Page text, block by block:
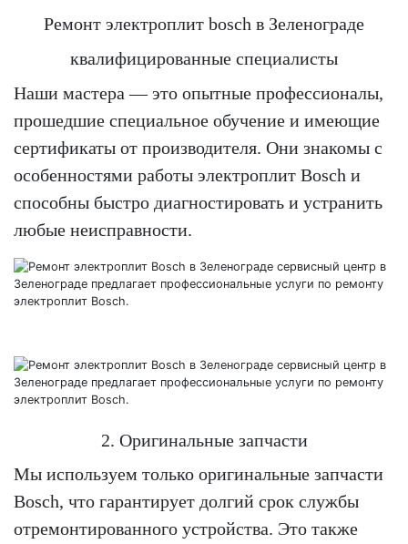
Ремонт электроплит bosch в Зеленограде
квалифицированные специалисты
Наши мастера — это опытные профессионалы,
прошедшие специальное обучение и имеющие
сертификаты от производителя. Они знакомы с
особенностями работы электроплит Bosch и
способны быстро диагностировать и устранить
любые неисправности.
2. Оригинальные запчасти
Мы используем только оригинальные запчасти
Bosch, что гарантирует долгий срок службы
отремонтированного устройства. Это также